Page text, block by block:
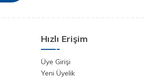
Hızlı Erişim
Üye Girişi
Yeni Üyelik